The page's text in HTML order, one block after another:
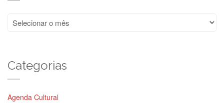
Arquivos
Categorias
Agenda Cultural